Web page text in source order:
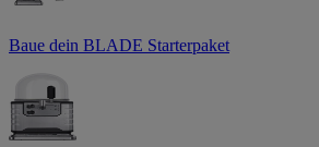
Baue dein BLADE Starterpaket